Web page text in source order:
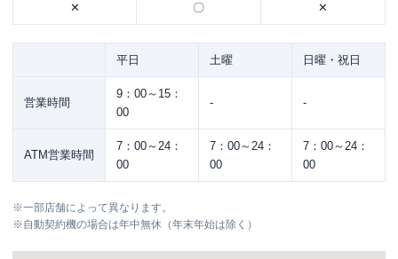
✕ 〇 ✕
平日 土曜 日曜・祝日
営業時間
9：00～15：
00
- -
ATM営業時間
7：00～24：
00
7：00～24：
00
7：00～24：
00
※一部店舗によって異なります。
※自動契約機の場合は年中無休（年末年始は除く）